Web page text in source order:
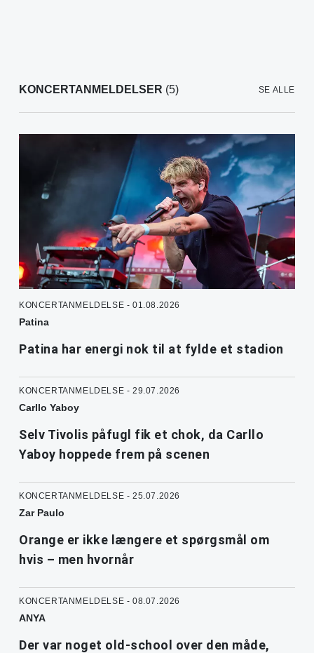
KONCERTANMELDELSER (5) SE ALLE
KONCERTANMELDELSE - 01.08.2026
Patina
Patina har energi nok til at fylde et stadion
KONCERTANMELDELSE - 29.07.2026
Carllo Yaboy
Selv Tivolis påfugl fik et chok, da Carllo
Yaboy hoppede frem på scenen
KONCERTANMELDELSE - 25.07.2026
Zar Paulo
Orange er ikke længere et spørgsmål om
hvis – men hvornår
KONCERTANMELDELSE - 08.07.2026
ANYA
Der var noget old-school over den måde,